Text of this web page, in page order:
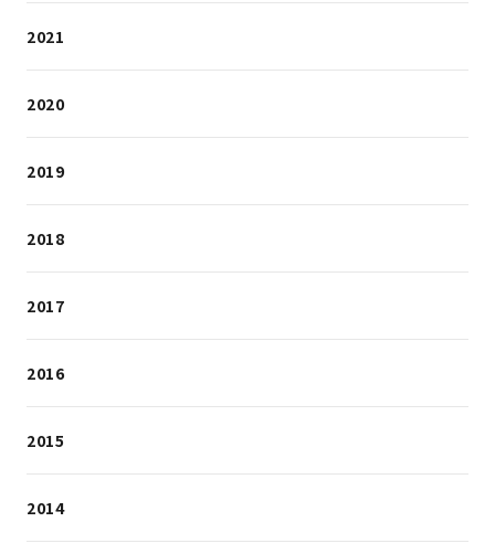
2021
2020
2019
2018
2017
2016
2015
2014